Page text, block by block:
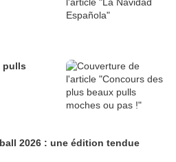
pulls
2026 : une édition tendue